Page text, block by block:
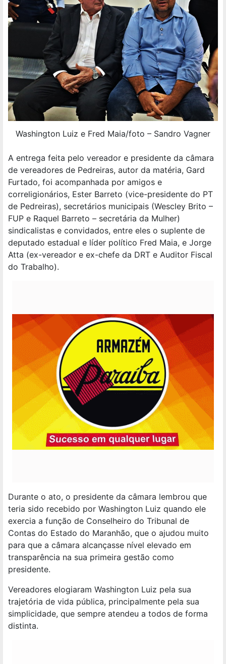
Washington Luiz e Fred Maia/foto – Sandro Vagner
A entrega feita pelo vereador e presidente da câmara
de vereadores de Pedreiras, autor da matéria, Gard
Furtado, foi acompanhada por amigos e
correligionários, Ester Barreto (vice-presidente do PT
de Pedreiras), secretários municipais (Wescley Brito –
FUP e Raquel Barreto – secretária da Mulher)
sindicalistas e convidados, entre eles o suplente de
deputado estadual e líder político Fred Maia, e Jorge
Atta (ex-vereador e ex-chefe da DRT e Auditor Fiscal
do Trabalho).
Durante o ato, o presidente da câmara lembrou que
teria sido recebido por Washington Luiz quando ele
exercia a função de Conselheiro do Tribunal de
Contas do Estado do Maranhão, que o ajudou muito
para que a câmara alcançasse nível elevado em
transparência na sua primeira gestão como
presidente.
Vereadores elogiaram Washington Luiz pela sua
trajetória de vida pública, principalmente pela sua
simplicidade, que sempre atendeu a todos de forma
distinta.